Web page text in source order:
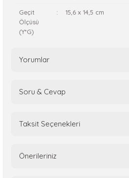
Geçit
Ölçüsü
(Y*G)
: 15,6 x 14,5 cm
Yorumlar
Soru & Cevap
Taksit Seçenekleri
Önerileriniz